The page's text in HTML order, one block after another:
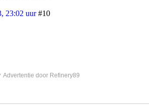
23:02 uur #10
Advertentie door Refinery89